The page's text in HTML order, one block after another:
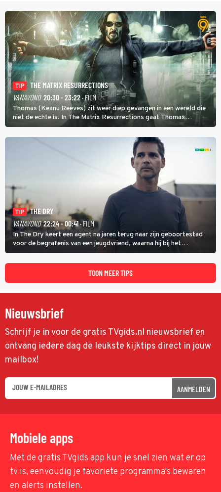
TIP
THE MATRIX RESURRECTIONS
VANAVOND 20:30 - 23:22· FILM
Thomas (Keanu Reeves) zit weer diep gevangen in een wereld die
niet de echte is. In The Matrix Resurrections gaat Thomas
proberen uit deze schijnwereld te ontsnappen.
TIP
THE DRY
VANAVOND 22:24 - 00:41· FILM
In The Dry keert een agent na jaren terug naar zijn geboortestad
voor de begrafenis van een jeugdvriend, waarna hij bij het
onderzoeken van diens dood een verband begint te vermoeden
met een oude zaak.
TOON MEER TIPS
Nieuwsbrief
Schrijf je in voor de gratis TVgids.nl nieuwsbrief en
ontvang iedere dag de leukste kijktips direct in jouw
mailbox!
AANMELDEN
Mobiele apps
Met de gratis TVgids app kun je snel zien wat er op
tv is, eenvoudig je favoriete programma's bewaren
en alerts instellen.